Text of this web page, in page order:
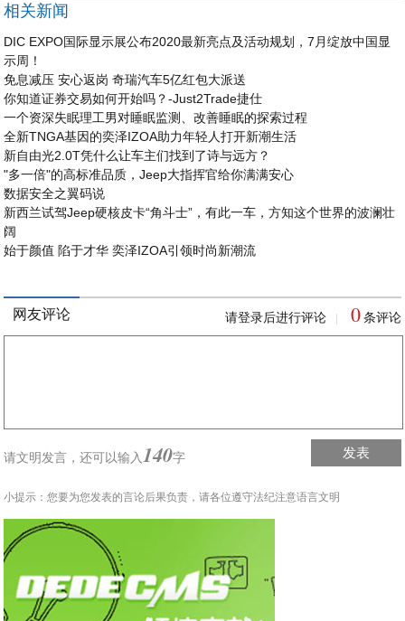
相关新闻
DIC EXPO国际显示展公布2020最新亮点及活动规划，7月绽放中国显
示周！
免息减压 安心返岗 奇瑞汽车5亿红包大派送
你知道证券交易如何开始吗？-Just2Trade捷仕
一个资深失眠理工男对睡眠监测、改善睡眠的探索过程
全新TNGA基因的奕泽IZOA助力年轻人打开新潮生活
新自由光2.0T凭什么让车主们找到了诗与远方？
"多一倍"的高标准品质，Jeep大指挥官给你满满安心
数据安全之翼码说
新西兰试驾Jeep硬核皮卡“角斗士”，有此一车，方知这个世界的波澜壮
阔
始于颜值 陷于才华 奕泽IZOA引领时尚新潮流
网友评论 请登录后进行评论 0 条评论
请文明发言，还可以输入140字 发表
小提示：您要为您发表的言论后果负责，请各位遵守法纪注意语言文明